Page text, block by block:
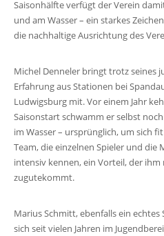
Saisonhälfte verfügt der Verein
und am Wasser – ein starkes
die nachhaltige Ausrichtung des
Michel Denneler bringt trotz seines
Erfahrung aus Stationen bei
Ludwigsburg mit. Vor einem Jahr
Saisonstart schwamm er selbst
im Wasser – ursprünglich, um sich
Team, die einzelnen Spieler und
intensiv kennen, ein Vorteil, der
zugutekommt.
Marius Schmitt, ebenfalls ein echtes
sich seit vielen Jahren im